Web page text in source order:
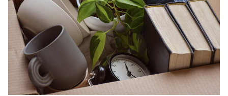
Den solide flyttekasse er det bedste køb til tunge genstande,
som f.eks. bøger, blade og elektronik eller hvis du vil sikre
indholdet mod bump fra andre genstande under flytning.
Udover at den professionelle flyttekasse kan tåle tungere gods,
er den også perfekt som "bund", når du stabler flere flyttekasser
oven på hinanden. Den kan tåle en langt højere belastning end en
almindelig flyttekasse.
Let og småt i standard- eller junior